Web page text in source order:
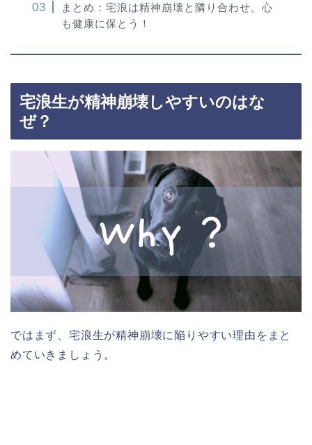
まとめ：宅浪は精神崩壊と隣り合わせ。心
も健康に保とう！
宅浪生が精神崩壊しやすいのはな
ぜ？
ではまず、宅浪生が精神崩壊に陥りやすい理由をまと
めていきましょう。